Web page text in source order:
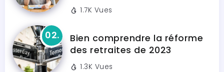
1.7K Vues
Bien comprendre la réforme
des retraites de 2023
1.3K Vues